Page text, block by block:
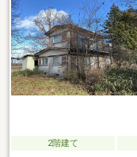
2階建て